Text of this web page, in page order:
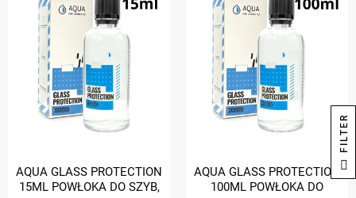
AQUA GLASS PROTECTION
15ML POWŁOKA DO SZYB,
AQUA GLASS PROTECTION
100ML POWŁOKA DO
R